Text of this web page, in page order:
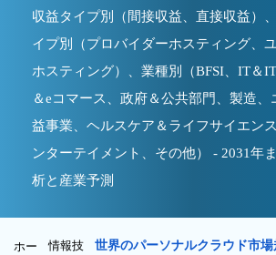
収益タイプ別（間接収益、直接収益）
イプ別（プロバイダーホスティング、
ホスティング）、業種別（BFSI、IT＆
＆eコマース、政府＆公共部門、製造、
益事業、ヘルスケア＆ライフサイエン
ンターテイメント、その他） - 2031年
析と産業予測
ホー
情報技
世界のパーソナルクラウド市